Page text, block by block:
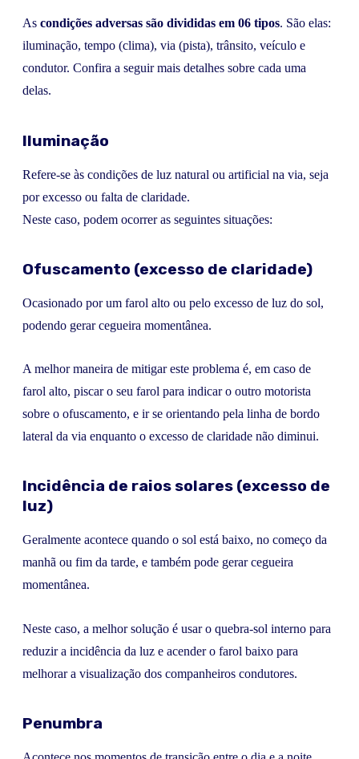
As condições adversas são divididas em 06 tipos. São elas:
iluminação, tempo (clima), via (pista), trânsito, veículo e
condutor. Confira a seguir mais detalhes sobre cada uma
delas.
Iluminação
Refere-se às condições de luz natural ou artificial na via, seja
por excesso ou falta de claridade.
Neste caso, podem ocorrer as seguintes situações:
Ofuscamento (excesso de claridade)
Ocasionado por um farol alto ou pelo excesso de luz do sol,
podendo gerar cegueira momentânea.
A melhor maneira de mitigar este problema é, em caso de
farol alto, piscar o seu farol para indicar o outro motorista
sobre o ofuscamento, e ir se orientando pela linha de bordo
lateral da via enquanto o excesso de claridade não diminui.
Incidência de raios solares (excesso de
luz)
Geralmente acontece quando o sol está baixo, no começo da
manhã ou fim da tarde, e também pode gerar cegueira
momentânea.
Neste caso, a melhor solução é usar o quebra-sol interno para
reduzir a incidência da luz e acender o farol baixo para
melhorar a visualização dos companheiros condutores.
Penumbra